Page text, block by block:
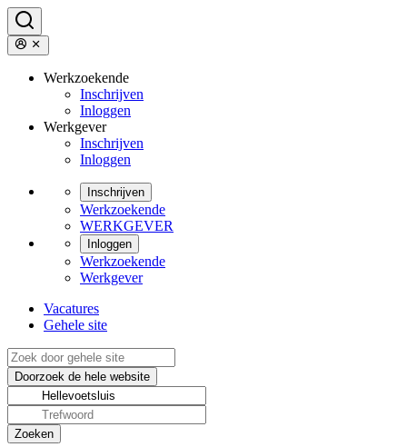
Werkzoekende
Inschrijven
Inloggen
Werkgever
Inschrijven
Inloggen
Inschrijven
Werkzoekende
WERKGEVER
Inloggen
Werkzoekende
Werkgever
Vacatures
Gehele site